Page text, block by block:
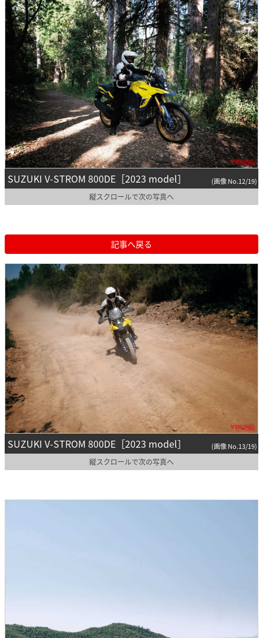
SUZUKI V-STROM 800DE［2023 model］ (画像 No.12/19)
縦スクロールで次の写真へ
記事へ戻る
SUZUKI V-STROM 800DE［2023 model］ (画像 No.13/19)
縦スクロールで次の写真へ